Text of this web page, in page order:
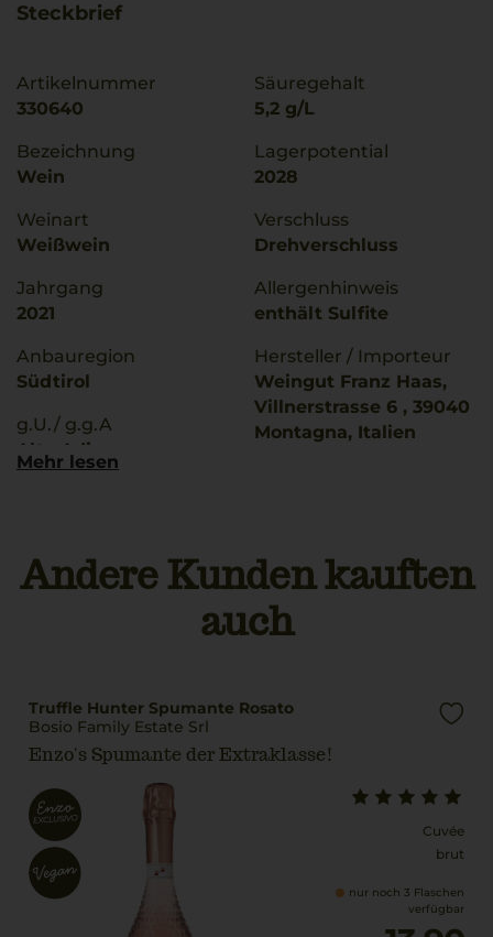
Steckbrief
Artikelnummer
330640
Bezeichnung
Wein
Weinart
Weißwein
Jahrgang
2021
Anbauregion
Südtirol
g.U./ g.g.A
Alto Adige
Trinktemperatur
8 °C
Restsüße
8,5 g/L
Säuregehalt
5,2 g/L
Lagerpotential
2028
Verschluss
Drehverschluss
Allergenhinweis
enthält Sulfite
Hersteller / Importeur
Weingut Franz Haas,
Villnerstrasse 6 , 39040
Montagna, Italien
0,75 L
Geschmack
halbtrocken
Mehr lesen
Andere Kunden kauften
auch
Truffle Hunter Spumante Rosato
Bosio Family Estate Srl
Enzo's Spumante der Extraklasse!
Cuvée
brut
nur noch 3 Flaschen
verfügbar